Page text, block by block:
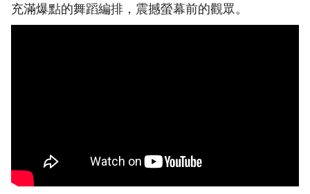
充滿爆點的舞蹈編排，震撼螢幕前的觀眾。